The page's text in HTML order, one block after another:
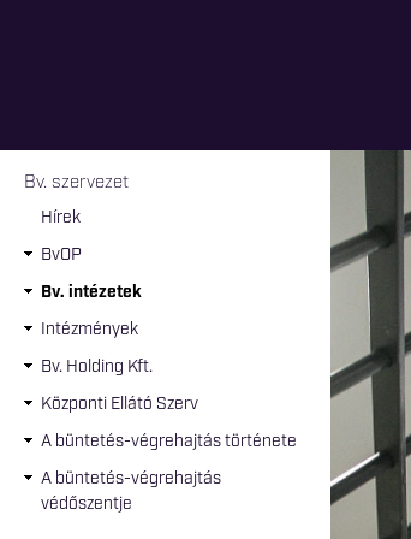
Jelenlegi hely
Bv. szervezet
Hírek
BvOP
Bv. intézetek
Intézmények
Bv. Holding Kft.
Központi Ellátó Szerv
A büntetés-végrehajtás története
A büntetés-végrehajtás
védőszentje